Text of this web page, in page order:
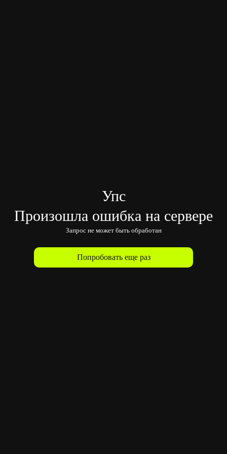
Упс
Произошла ошибка на сервере
Запрос не может быть обработан
Попробовать еще раз